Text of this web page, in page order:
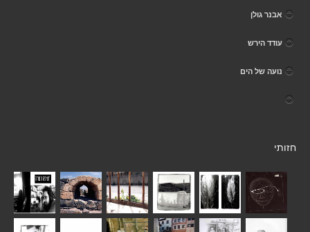
אבנר גולן
עודד הירש
נועה של הים
חזותי